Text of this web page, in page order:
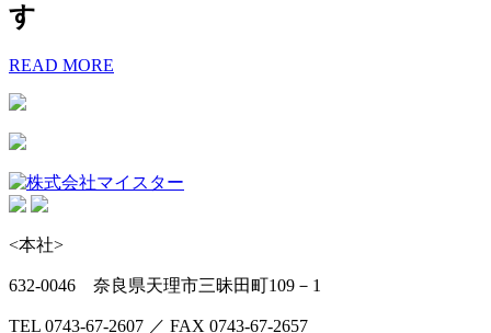
す
READ MORE
<本社>
632-0046 奈良県天理市三昧田町109－1
TEL 0743-67-2607 ／ FAX 0743-67-2657